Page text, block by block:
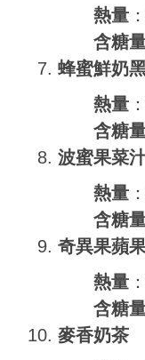
熱量
含糖
蜂蜜鮮奶
熱量
含糖
波蜜果菜
熱量
含糖
奇異果蘋
熱量
含糖
麥香奶茶